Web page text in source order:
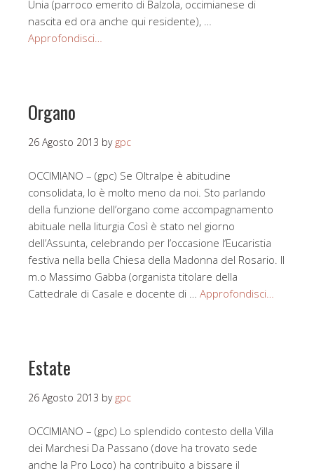
Unia (parroco emerito di Balzola, occimianese di
nascita ed ora anche qui residente), …
Approfondisci…
Organo
26 Agosto 2013 by gpc
OCCIMIANO – (gpc) Se Oltralpe è abitudine
consolidata, lo è molto meno da noi. Sto parlando
della funzione dell’organo come accompagnamento
abituale nella liturgia Così è stato nel giorno
dell’Assunta, celebrando per l’occasione l’Eucaristia
festiva nella bella Chiesa della Madonna del Rosario. Il
m.o Massimo Gabba (organista titolare della
Cattedrale di Casale e docente di … Approfondisci…
Estate
26 Agosto 2013 by gpc
OCCIMIANO – (gpc) Lo splendido contesto della Villa
dei Marchesi Da Passano (dove ha trovato sede
anche la Pro Loco) ha contribuito a bissare il